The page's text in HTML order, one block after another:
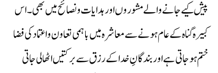
پیش کیے جانے والے مشوروں اور ہدایات ونصائح میں بھی۔ اس
کبیرہ گناہ کے عام ہونے سے معاشرہ میں باہمی تعاون واعتماد کی فضا
ختم ہوجاتی ہے اور بندگانِ خدا کے رزق سے برکتیں اٹھا لی جاتی